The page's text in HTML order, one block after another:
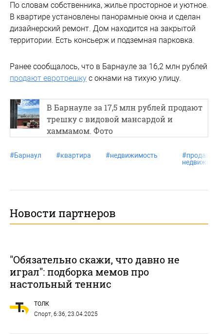
По словам собственника, жилье просторное и уютное.
В квартире установлены панорамные окна и сделан
дизайнерский ремонт. Дом находится на закрытой
территории. Есть консьерж и подземная парковка.
Ранее сообщалось, что в Барнауле за 16,2 млн рублей
продают евротрешку с окнами на тихую улицу.
В Барнауле за 17,5 млн рублей продают
трешку с видовой мансардой и
хаммамом. Фото
#Барнаул #квартира #недвижимость #продажа
Новости партнеров
"Обязательно скажи, что давно не
играл": подборка мемов про
настольный теннис
ТОЛК
Спорт, 6:36, 23.04.2025